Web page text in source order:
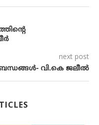
next post
വി.കെ ജലീല്‍